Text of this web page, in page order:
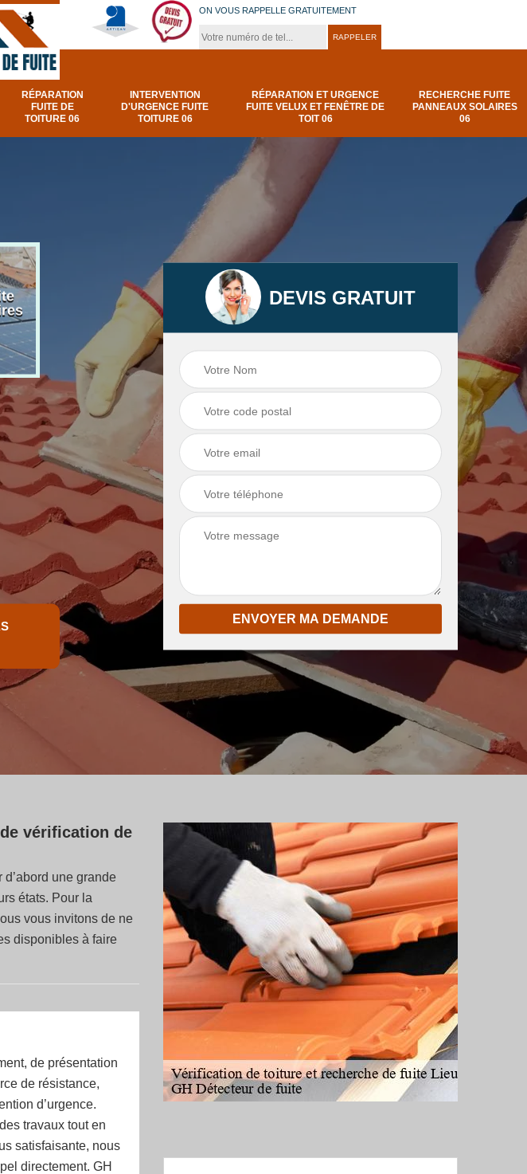
ON VOUS RAPPELLE GRATUITEMENT
RÉPARATION
FUITE DE
TOITURE 06
INTERVENTION
D'URGENCE FUITE
TOITURE 06
RÉPARATION ET URGENCE
FUITE VELUX ET FENÊTRE DE
TOIT 06
RECHERCHE FUITE
PANNEAUX SOLAIRES
06
Réparation et
urgence fuite velux
et fenêtre de toit 06
Réparation fuite de
Urgence et
depannage fuite
toiture-06
DEVIS GRATUIT
vérification de
une grande
états. Pour la
vous invitons de ne
disponibles à faire
de présentation
de résistance,
d’urgence.
travaux tout en
satisfaisante, nous
directement. GH